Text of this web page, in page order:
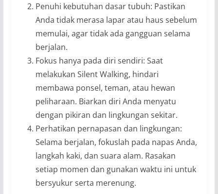
Penuhi kebutuhan dasar tubuh: Pastikan
Anda tidak merasa lapar atau haus sebelum
memulai, agar tidak ada gangguan selama
berjalan.
Fokus hanya pada diri sendiri: Saat
melakukan Silent Walking, hindari
membawa ponsel, teman, atau hewan
peliharaan. Biarkan diri Anda menyatu
dengan pikiran dan lingkungan sekitar.
Perhatikan pernapasan dan lingkungan:
Selama berjalan, fokuslah pada napas Anda,
langkah kaki, dan suara alam. Rasakan
setiap momen dan gunakan waktu ini untuk
bersyukur serta merenung.